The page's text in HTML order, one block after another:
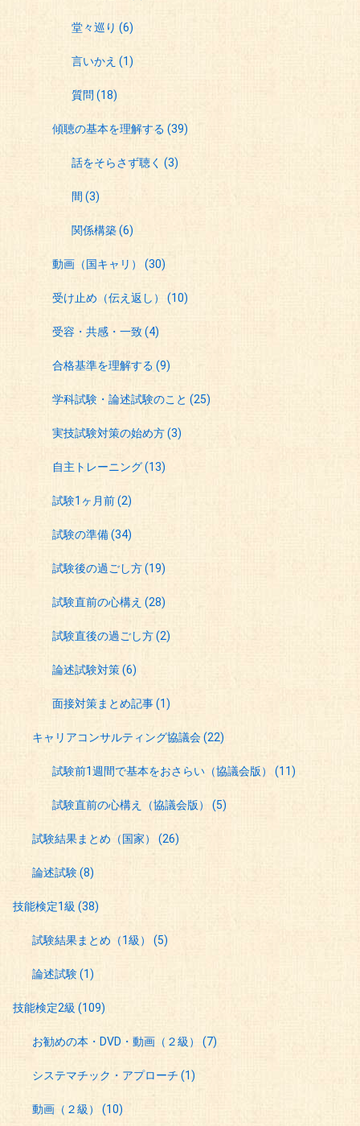
堂々巡り(6)
言いかえ(1)
質問(18)
傾聴の基本を理解する (39)
話をそらさず聴く(3)
間(3)
関係構築(6)
動画（国キャリ） (30)
受け止め（伝え返し） (10)
受容・共感・一致(4)
合格基準を理解する (9)
学科試験・論述試験のこと (25)
実技試験対策の始め方(3)
自主トレーニング(13)
試験1ヶ月前(2)
試験の準備(34)
試験後の過ごし方(19)
試験直前の心構え (28)
試験直後の過ごし方(2)
論述試験対策(6)
面接対策まとめ記事(1)
キャリアコンサルティング協議会(22)
試験前1週間で基本をおさらい（協議会版） (11)
試験直前の心構え（協議会版） (5)
試験結果まとめ（国家）(26)
論述試験(8)
技能検定1級 (38)
試験結果まとめ（1級）(5)
論述試験(1)
技能検定2級 (109)
お勧めの本・DVD・動画（２級）(7)
システマチック・アプローチ(1)
動画（２級）(10)